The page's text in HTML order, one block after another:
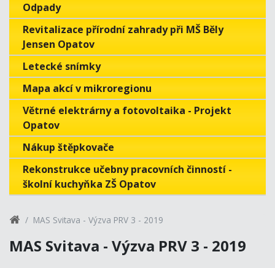
Odpady
Revitalizace přírodní zahrady při MŠ Běly
Jensen Opatov
Letecké snímky
Mapa akcí v mikroregionu
Větrné elektrárny a fotovoltaika - Projekt
Opatov
Nákup štěpkovače
Rekonstrukce učebny pracovních činností -
školní kuchyňka ZŠ Opatov
MAS Svitava - Výzva PRV 3 - 2019
MAS Svitava - Výzva PRV 3 - 2019